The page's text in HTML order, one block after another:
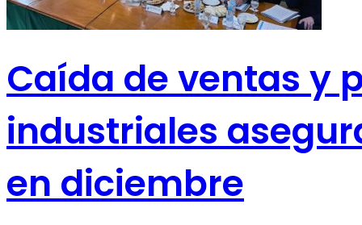
Caída de ventas y
industriales
en diciembre